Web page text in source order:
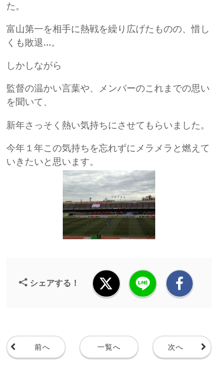
た。
富山第一を相手に熱戦を繰り広げたものの、惜し
くも敗退…。
しかしながら
監督の温かい言葉や、メンバーのこれまでの思い
を聞いて、
新年さっそく熱い気持ちにさせてもらいました。
今年１年この気持ちを忘れずにメラメラと燃えて
いきたいと思います。
シェアする！
前へ 一覧へ 次へ